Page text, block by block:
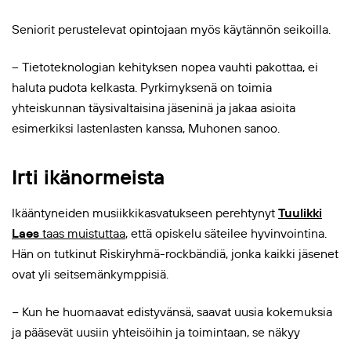
Seniorit perustelevat opintojaan myös käytännön seikoilla.
– Tietoteknologian kehityksen nopea vauhti pakottaa, ei
haluta pudota kelkasta. Pyrkimyksenä on toimia
yhteiskunnan täysivaltaisina jäseninä ja jakaa asioita
esimerkiksi lastenlasten kanssa, Muhonen sanoo.
Irti ikänormeista
Ikääntyneiden musiikkikasvatukseen perehtynyt Tuulikki
Laes taas muistuttaa, että opiskelu säteilee hyvinvointina.
Hän on tutkinut Riskiryhmä-rockbändiä, jonka kaikki jäsenet
ovat yli seitsemänkymppisiä.
− Kun he huomaavat edistyvänsä, saavat uusia kokemuksia
ja pääsevät uusiin yhteisöihin ja toimintaan, se näkyy